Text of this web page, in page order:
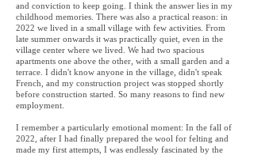
and conviction to keep going. I think the answer lies in my
childhood memories. There was also a practical reason: in
2022 we lived in a small village with few activities. From
late summer onwards it was practically quiet, even in the
village center where we lived. We had two spacious
apartments one above the other, with a small garden and a
terrace. I didn't know anyone in the village, didn't speak
French, and my construction project was stopped shortly
before construction started. So many reasons to find new
employment.
I remember a particularly emotional moment: In the fall of
2022, after I had finally prepared the wool for felting and
made my first attempts, I was endlessly fascinated by the